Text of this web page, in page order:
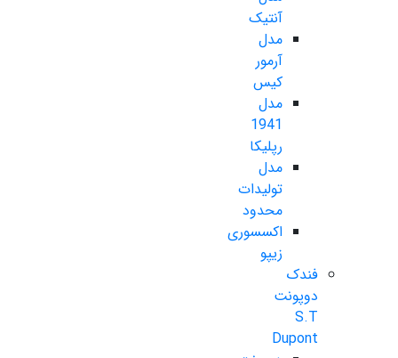
آنتیک
مدل
آرمور
کیس
مدل
1941
رپلیکا
مدل
تولیدات
محدود
اکسسوری
زیپو
فندک
دوپونت
S.T
Dupont